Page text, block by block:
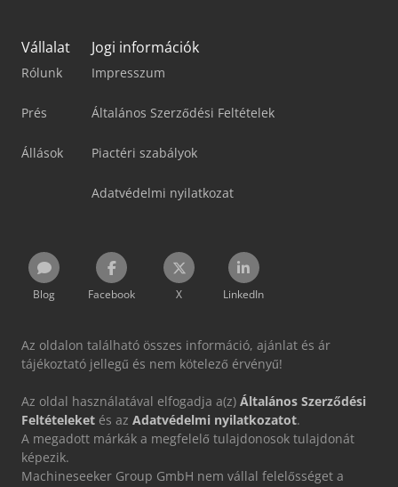
Vállalat
Rólunk
Prés
Állások
Jogi információk
Impresszum
Általános Szerződési Feltételek
Piactéri szabályok
Adatvédelmi nyilatkozat
Blog Facebook X LinkedIn
Az oldalon található összes információ, ajánlat és ár
tájékoztató jellegű és nem kötelező érvényű!
Az oldal használatával elfogadja a(z) Általános Szerződési
Feltételeket és az Adatvédelmi nyilatkozatot.
A megadott márkák a megfelelő tulajdonosok tulajdonát
képezik.
Machineseeker Group GmbH nem vállal felelősséget a